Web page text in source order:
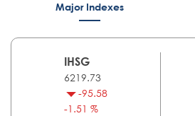
Major Indexes
IHSG
6219.73
-95.58
-1.51 %